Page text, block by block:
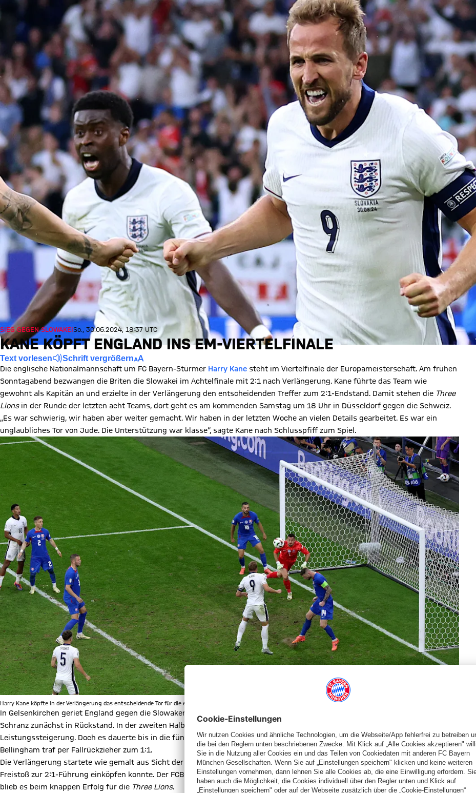
SIEG GEGEN SLOWAKEISo., 30.06.2024, 18:37 UTC
KANE KÖPFT ENGLAND INS EM-VIERTELFINALE
Text vorlesen Schrift vergrößern
Die englische Nationalmannschaft um FC Bayern-Stürmer Harry Kane steht im Viertelfinale der Europameisterschaft. Am frühen
Sonntagabend bezwangen die Briten die Slowakei im Achtelfinale mit 2:1 nach Verlängerung. Kane führte das Team wie
gewohnt als Kapitän an und erzielte in der Verlängerung den entscheidenden Treffer zum 2:1-Endstand. Damit stehen die Three
Lionsin der Runde der letzten acht Teams, dort geht es am kommenden Samstag um 18 Uhr in Düsseldorf gegen die Schweiz.
„Es war schwierig, wir haben aber weiter gemacht. Wir haben in der letzten Woche an vielen Details gearbeitet. Es war ein
unglaubliches Tor von Jude. Die Unterstützung war klasse“, sagte Kane nach Schlusspfiff zum Spiel.
Harry Kane köpfte in der Verlängerung das entscheidende Tor für die englischen Nationalmannschaft gegen die Slowakei.
In Gelsenkirchen geriet England gegen die Slowaken am frühen Sonntagabend in der 25. Minute durch einen Treffer von Ivan
Schranz zunächst in Rückstand. In der zweiten Halbzeit zeigte das Team von Nationaltrainer Gareth Southgate eine
Leistungssteigerung. Doch es dauerte bis in die fünfte Minute der Nachspielzeit, bis den Briten der Ausgleich gelang. Jude
Bellingham traf per Fallrückzieher zum 1:1.
Die Verlängerung startete wie gemalt aus Sicht der Engländer. Gerade einmal eine Minute war gespielt, als Kane nach einem
Freistoß zur 2:1-Führung einköpfen konnte. Der FCB-Angreifer wurde dann in der 106. Minute ausgewechselt. Letzten Endes
blieb es beim knappen Erfolg für die Three Lions.